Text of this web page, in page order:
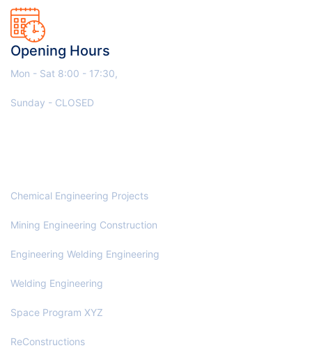
Opening Hours
Mon - Sat 8:00 - 17:30,
Sunday - CLOSED
Chemical Engineering Projects
Mining Engineering Construction
Engineering Welding Engineering
Welding Engineering
Space Program XYZ
ReConstructions